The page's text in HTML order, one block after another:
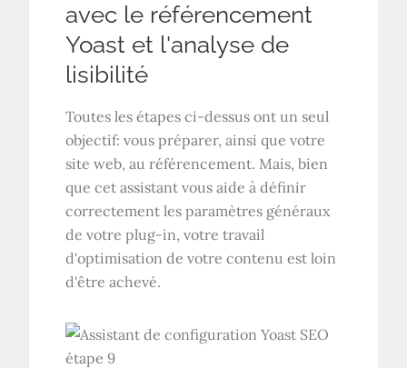
avec le référencement
Yoast et l'analyse de
lisibilité
Toutes les étapes ci-dessus ont un seul
objectif: vous préparer, ainsi que votre
site web, au référencement. Mais, bien
que cet assistant vous aide à définir
correctement les paramètres généraux
de votre plug-in, votre travail
d'optimisation de votre contenu est loin
d'être achevé.